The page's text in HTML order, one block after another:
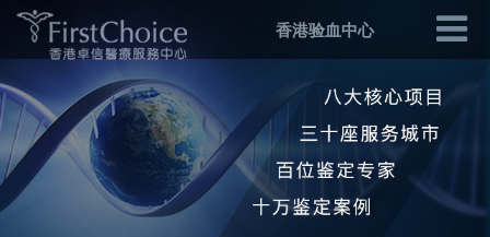
香港验血中心